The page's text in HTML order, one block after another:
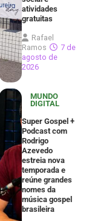
atividades
gratuitas
Rafael
Ramos
7 de
agosto de
2026
MUNDO
DIGITAL
Super Gospel +
Podcast com
Rodrigo
Azevedo
estreia nova
temporada e
reúne grandes
nomes da
música gospel
brasileira